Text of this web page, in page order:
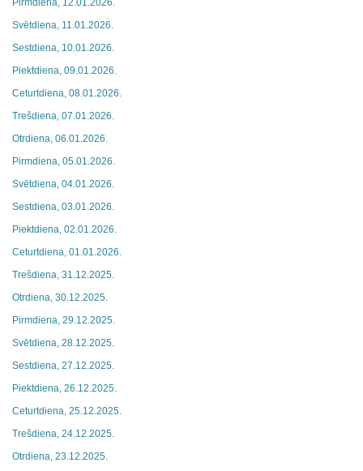
Pirmdiena, 12.01.2026.
Svētdiena, 11.01.2026.
Sestdiena, 10.01.2026.
Piektdiena, 09.01.2026.
Ceturtdiena, 08.01.2026.
Trešdiena, 07.01.2026.
Otrdiena, 06.01.2026.
Pirmdiena, 05.01.2026.
Svētdiena, 04.01.2026.
Sestdiena, 03.01.2026.
Piektdiena, 02.01.2026.
Ceturtdiena, 01.01.2026.
Trešdiena, 31.12.2025.
Otrdiena, 30.12.2025.
Pirmdiena, 29.12.2025.
Svētdiena, 28.12.2025.
Sestdiena, 27.12.2025.
Piektdiena, 26.12.2025.
Ceturtdiena, 25.12.2025.
Trešdiena, 24.12.2025.
Otrdiena, 23.12.2025.